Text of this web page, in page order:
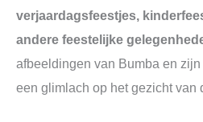
verjaardagsfeestjes,
andere feestelijke
afbeeldingen van Bumba en
een glimlach op het gezicht van